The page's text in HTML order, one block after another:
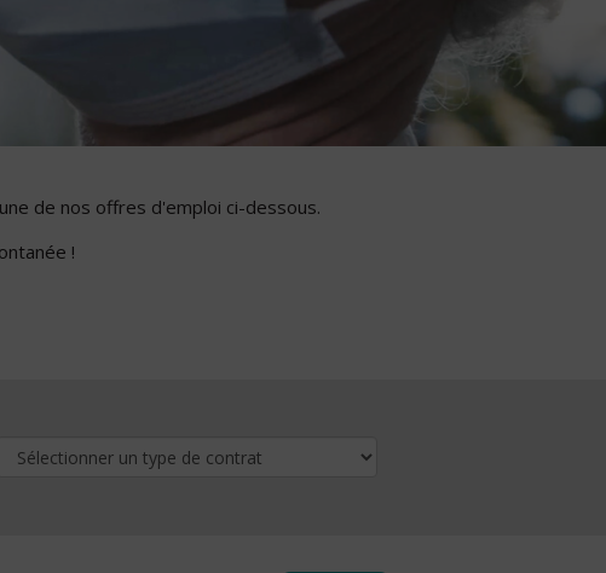
de nos offres d'emploi ci-dessous.
!